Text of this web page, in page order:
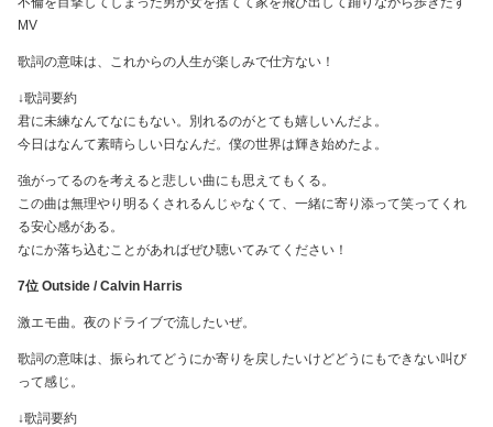
MV
歌詞の意味は、これからの人生が楽しみで仕方ない！
↓歌詞要約
君に未練なんてなにもない。別れるのがとても嬉しいんだよ。
今日はなんて素晴らしい日なんだ。僕の世界は輝き始めたよ。
強がってるのを考えると悲しい曲にも思えてもくる。
この曲は無理やり明るくされるんじゃなくて、一緒に寄り添って笑ってくれ
る安心感がある。
なにか落ち込むことがあればぜひ聴いてみてください！
7位 Outside / Calvin Harris
激エモ曲。夜のドライブで流したいぜ。
歌詞の意味は、振られてどうにか寄りを戻したいけどどうにもできない叫び
って感じ。
↓歌詞要約